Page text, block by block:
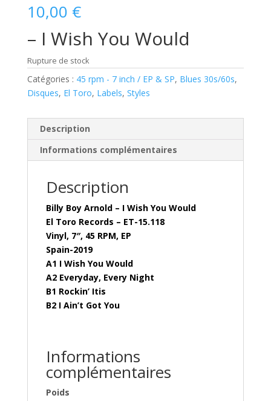
10,00 €
– I Wish You Would
Rupture de stock
Catégories : 45 rpm - 7 inch / EP & SP, Blues 30s/60s,
Disques, El Toro, Labels, Styles
Description
Informations complémentaires
Description
Billy Boy Arnold – I Wish You Would
El Toro Records – ET-15.118
Vinyl, 7″, 45 RPM, EP
Spain-2019
A1 I Wish You Would
A2 Everyday, Every Night
B1 Rockin’ Itis
B2 I Ain’t Got You
Informations
complémentaires
Poids